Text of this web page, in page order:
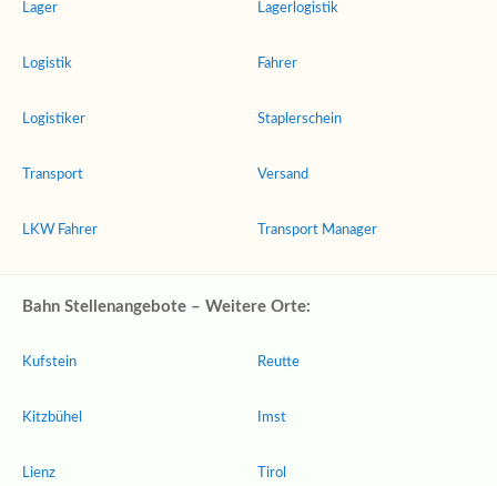
Lager
Logistik
Logistiker
Transport
LKW Fahrer
Lagerlogistik
Fahrer
Staplerschein
Versand
Transport Manager
Bahn Stellenangebote – Weitere Orte:
Kufstein
Kitzbühel
Lienz
Reutte
Imst
Tirol